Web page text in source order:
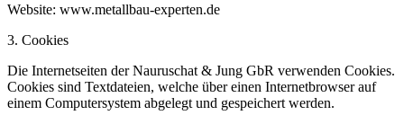
Website: www.metallbau-experten.de
3. Cookies
Die Internetseiten der Nauruschat & Jung GbR verwenden Cookies.
Cookies sind Textdateien, welche über einen Internetbrowser auf
einem Computersystem abgelegt und gespeichert werden.